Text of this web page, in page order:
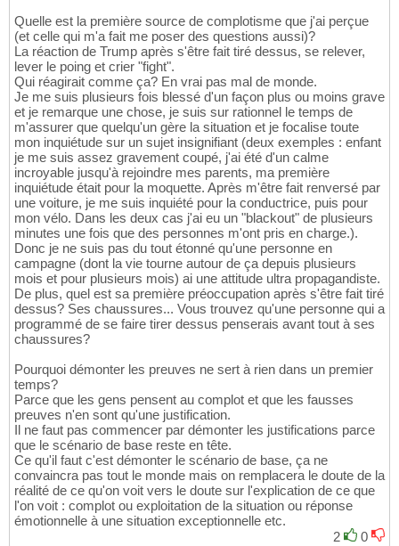
Quelle est la première source de complotisme que j'ai perçue
(et celle qui m'a fait me poser des questions aussi)?
La réaction de Trump après s'être fait tiré dessus, se relever,
lever le poing et crier "fight".
Qui réagirait comme ça? En vrai pas mal de monde.
Je me suis plusieurs fois blessé d'un façon plus ou moins grave
et je remarque une chose, je suis sur rationnel le temps de
m'assurer que quelqu'un gère la situation et je focalise toute
mon inquiétude sur un sujet insignifiant (deux exemples : enfant
je me suis assez gravement coupé, j'ai été d'un calme
incroyable jusqu'à rejoindre mes parents, ma première
inquiétude était pour la moquette. Après m'être fait renversé par
une voiture, je me suis inquiété pour la conductrice, puis pour
mon vélo. Dans les deux cas j'ai eu un "blackout" de plusieurs
minutes une fois que des personnes m'ont pris en charge.).
Donc je ne suis pas du tout étonné qu'une personne en
campagne (dont la vie tourne autour de ça depuis plusieurs
mois et pour plusieurs mois) ai une attitude ultra propagandiste.
De plus, quel est sa première préoccupation après s'être fait tiré
dessus? Ses chaussures... Vous trouvez qu'une personne qui a
programmé de se faire tirer dessus penserais avant tout à ses
chaussures?
Pourquoi démonter les preuves ne sert à rien dans un premier
temps?
Parce que les gens pensent au complot et que les fausses
preuves n'en sont qu'une justification.
Il ne faut pas commencer par démonter les justifications parce
que le scénario de base reste en tête.
Ce qu'il faut c'est démonter le scénario de base, ça ne
convaincra pas tout le monde mais on remplacera le doute de la
réalité de ce qu'on voit vers le doute sur l'explication de ce que
l'on voit : complot ou exploitation de la situation ou réponse
émotionnelle à une situation exceptionnelle etc.
2
0